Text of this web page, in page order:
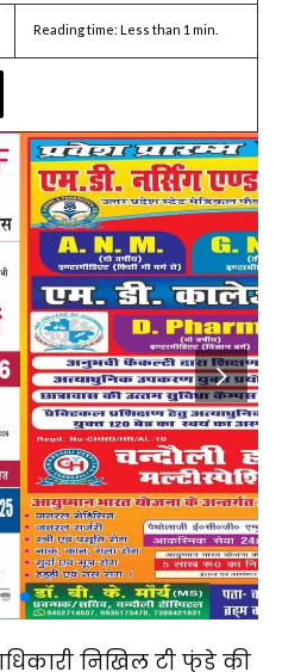
Reading time: Less than 1 min.
निखिल टी फुंडे की